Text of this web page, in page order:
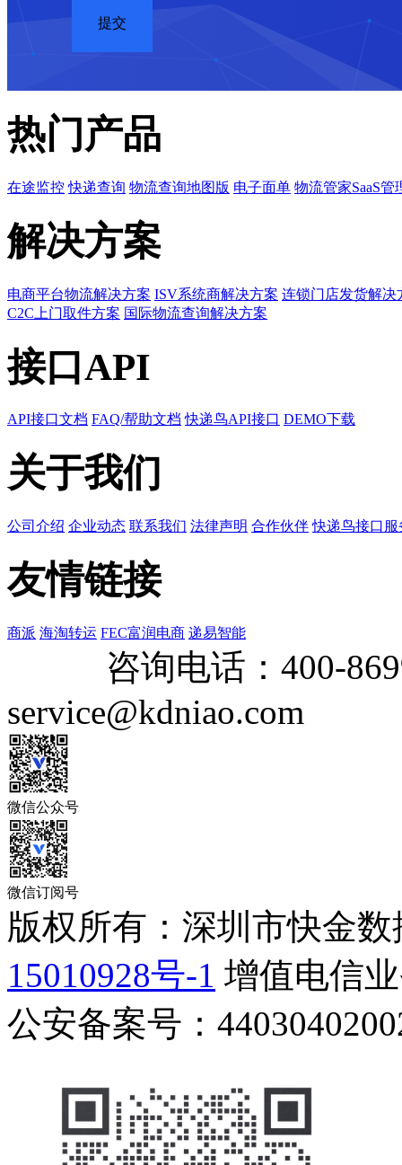
热门产品
在途监控 快递查询 物流查询地图版 电子面单 物流管家SaaS管
解决方案
电商平台物流解决方案 ISV系统商解决方案 连锁门店发货解决
C2C上门取件方案 国际物流查询解决方案
接口API
API接口文档 FAQ/帮助文档 快递鸟API接口 DEMO下载
关于我们
公司介绍 企业动态 联系我们 法律声明 合作伙伴 快递鸟接口服
友情链接
商派 海淘转运 FEC富润电商 递易智能
咨询电话： 400-
service@kdniao.com
微信公众号
微信订阅号
版权所有：深圳市快金
15010928号-1 增值电信
公安备案号：